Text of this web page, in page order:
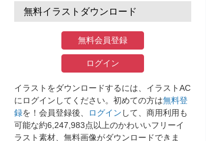
無料イラストダウンロード
無料会員登録
ログイン
イラストをダウンロードするには、イラストAC
にログインしてください。初めての方は無料登
録を！会員登録後、 ログイン して、商用利用も
可能な約6,247,983点以上のかわいいフリーイ
ラスト素材、無料画像がダウンロードできま